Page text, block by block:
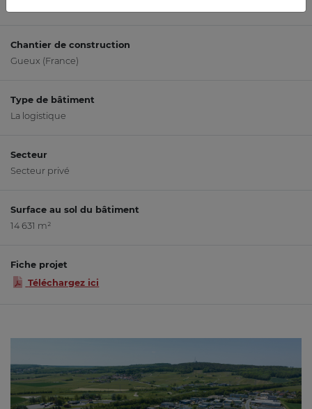
Chantier de construction
Gueux (France)
Type de bâtiment
La logistique
Secteur
Secteur privé
Surface au sol du bâtiment
14 631 m²
Fiche projet
Téléchargez ici